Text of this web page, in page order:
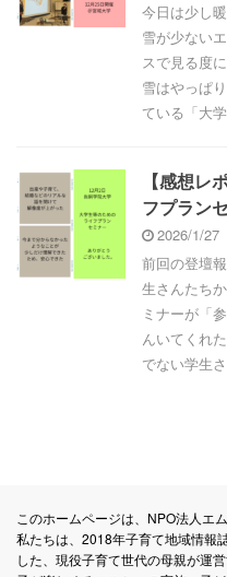
今日は少し
雪が少ない
スで見る度
雪はやっぱ
ている「大
【感想レ
フプラン
2026/1/27
前回の登壇
生さんたち
ミナーが「
んいてくれ
でない学生
このホームページは、NPO法人エ
私たちは、2018年子育て地域情報
した、現役子育て世代の母親が運